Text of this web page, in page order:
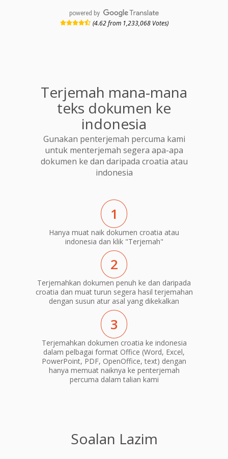
powered by
(4.62 from 1,233,068 Votes)
Terjemah mana-mana
teks dokumen ke
indonesia
Gunakan penterjemah percuma kami
untuk menterjemah segera apa-apa
dokumen ke dan daripada croatia atau
indonesia
1
Hanya muat naik dokumen croatia atau
indonesia dan klik "Terjemah"
2
Terjemahkan dokumen penuh ke dan daripada
croatia dan muat turun segera hasil terjemahan
dengan susun atur asal yang dikekalkan
3
Terjemahkan dokumen croatia ke indonesia
dalam pelbagai format Office (Word, Excel,
PowerPoint, PDF, OpenOffice, text) dengan
hanya memuat naiknya ke penterjemah
percuma dalam talian kami
Soalan Lazim